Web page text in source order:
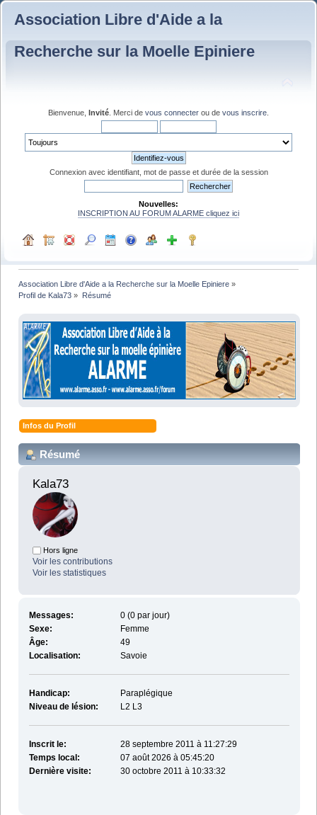
Association Libre d'Aide a la
Recherche sur la Moelle Epiniere
Bienvenue, Invité . Merci de vous connecter ou de vous inscrire
Connexion avec identifiant, mot de passe et durée de la session
Nouvelles:
INSCRIPTION AU FORUM ALARME cliquez ici
Association Libre d'Aide a la Recherche sur la Moelle Epiniere »
Profil de Kala73 » Résumé
Infos du Profil
Résumé
Kala73
Hors ligne
Voir les contributions
Voir les statistiques
Messages:
0 (0 par jour)
Sexe:
Femme
Âge:
49
Localisation:
Savoie
Handicap:
Paraplégique
Niveau de lésion:
L2 L3
Inscrit le:
28 septembre 2011 à 11:27:29
Temps local:
07 août 2026 à 05:45:20
Dernière visite:
30 octobre 2011 à 10:33:32